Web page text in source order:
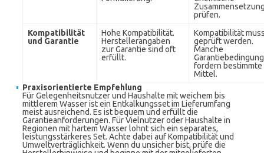
prüfen.
Kompatibilität
und Garantie
Hohe Kompatibilität.
Herstellerangaben
zur Garantie sind oft
erfüllt.
Kompatibilität
geprüft werden.
Manche
fordern bestimmte
Mittel.
Praxisorientierte Empfehlung
Für Gelegenheitsnutzer und Haushalte mit weichem bis
mittlerem Wasser ist ein Entkalkungsset im Lieferumfang
meist ausreichend. Es ist bequem und erfüllt die
Garantieanforderungen. Für Vielnutzer oder Haushalte in
Regionen mit hartem Wasser lohnt sich ein separates,
leistungsstärkeres Set. Achte dabei auf Kompatibilität und
Umweltverträglichkeit. Wenn du unsicher bist, prüfe die